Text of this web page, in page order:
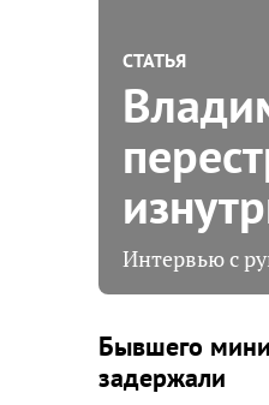
СТАТЬЯ
Интервью с
Бывшего
задержали